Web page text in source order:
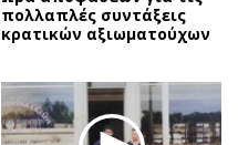
πολλαπλές συντάξεις
κρατικών αξιωματούχων